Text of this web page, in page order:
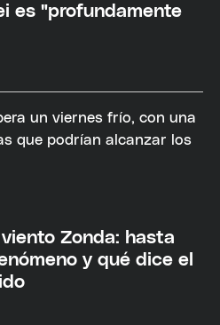
es "profundamente
Zonda: hasta
y qué dice el